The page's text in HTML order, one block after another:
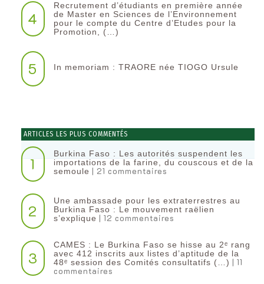
4
Recrutement d’étudiants en première année
de Master en Sciences de l’Environnement
pour le compte du Centre d’Etudes pour la
Promotion, (…)
5 In memoriam : TRAORE née TIOGO Ursule
ARTICLES LES PLUS COMMENTÉS
1
Burkina Faso : Les autorités suspendent les
importations de la farine, du couscous et de la
semoule | 21 commentaires
2
Une ambassade pour les extraterrestres au
Burkina Faso : Le mouvement raëlien
s’explique | 12 commentaires
3
CAMES : Le Burkina Faso se hisse au 2ᵉ rang
avec 412 inscrits aux listes d’aptitude de la
48ᵉ session des Comités consultatifs (…) | 11
commentaires